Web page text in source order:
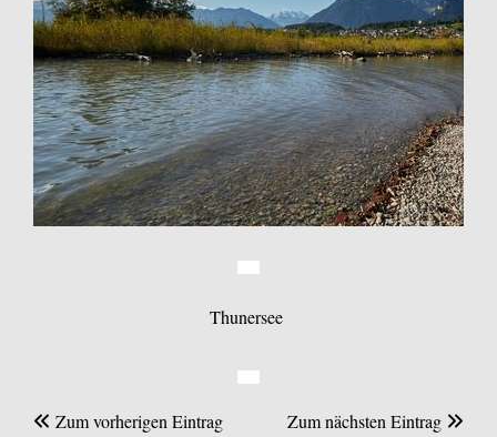
Thunersee
Zum vorherigen Eintrag Zum nächsten Eintrag